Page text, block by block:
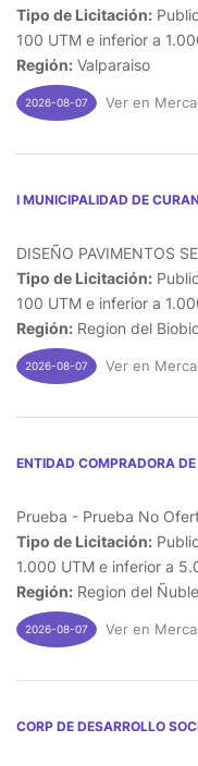
Tipo de Licitación:
100 UTM e inferior a
Región: Valparaiso
2026-08-07 Ver en
I MUNICIPALIDAD DE
DISEÑO PAVIMENTOS
Tipo de Licitación:
100 UTM e inferior a
Región: Region del
2026-08-07 Ver en
ENTIDAD COMPRADORA
Prueba - Prueba No
Tipo de Licitación:
1.000 UTM e inferior a
Región: Region del Ñuble
2026-08-07 Ver en
CORP DE DESARROLLO